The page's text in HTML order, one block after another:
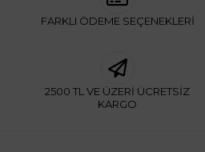
FARKLI ÖDEME SEÇENEKLERİ
2500 TL VE ÜZERİ ÜCRETSİZ
KARGO